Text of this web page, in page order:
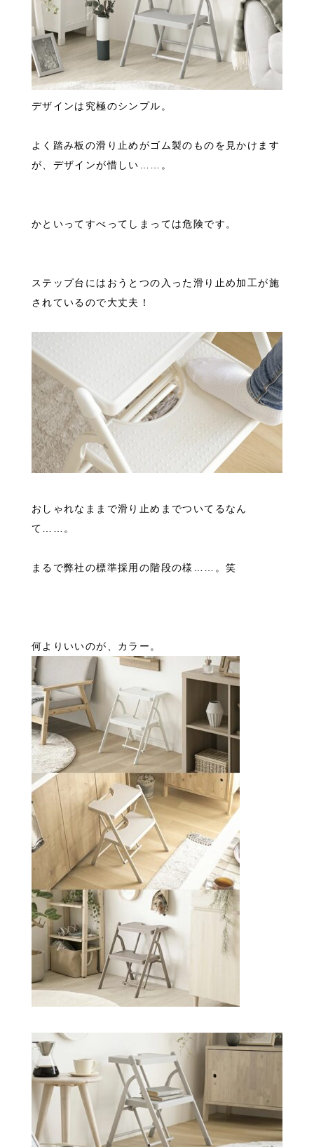
デザインは究極のシンプル。
よく踏み板の滑り止めがゴム製のものを見かけます
が、デザインが惜しい……。
かといってすべってしまっては危険です。
ステップ台にはおうとつの入った滑り止め加工が施
されているので大丈夫！
おしゃれなままで滑り止めまでついてるなん
て……。
まるで弊社の標準採用の階段の様……。笑
何よりいいのが、カラー。